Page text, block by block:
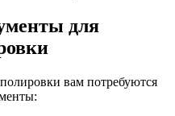
для
вам потребуются